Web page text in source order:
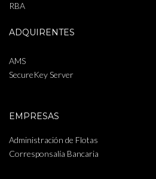
RBA
ADQUIRENTES
AMS
SecureKey Server
EMPRESAS
Administración de Flotas
Corresponsalía Bancaria